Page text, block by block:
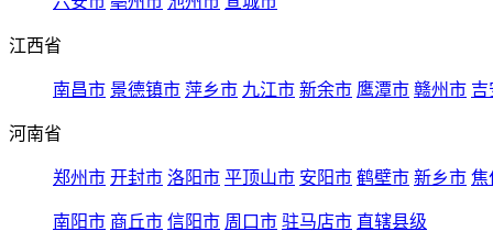
江西省
南昌市 景德镇市 萍乡市 九江市 新余市 鹰潭市 赣州市 吉
河南省
郑州市 开封市 洛阳市 平顶山市 安阳市 鹤壁市 新乡市 焦
南阳市 商丘市 信阳市 周口市 驻马店市 直辖县级